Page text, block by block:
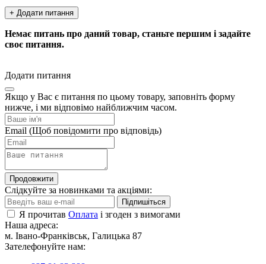
+ Додати питання
Немає питань про даний товар, станьте першим і задайте
своє питання.
Додати питання
Якщо у Вас є питання по цьому товару, заповніть форму
нижче, і ми відповімо найближчим часом.
Email (Щоб повідомити про відповідь)
Продовжити
Слідкуйте за новинками та акціями:
Підпишіться
Я прочитав Оплата і згоден з вимогами
Наша адреса:
м. Івано-Франківськ, Галицька 87
Зателефонуйте нам: